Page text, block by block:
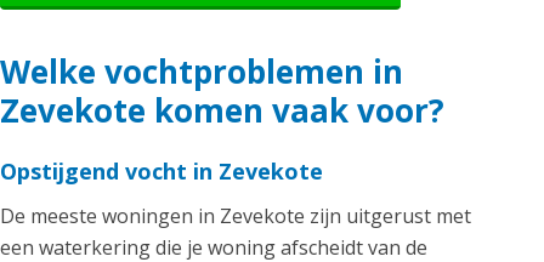
Welke vochtproblemen in
Zevekote komen vaak voor?
Opstijgend vocht in Zevekote
De meeste woningen in Zevekote zijn uitgerust met
een waterkering die je woning afscheidt van de